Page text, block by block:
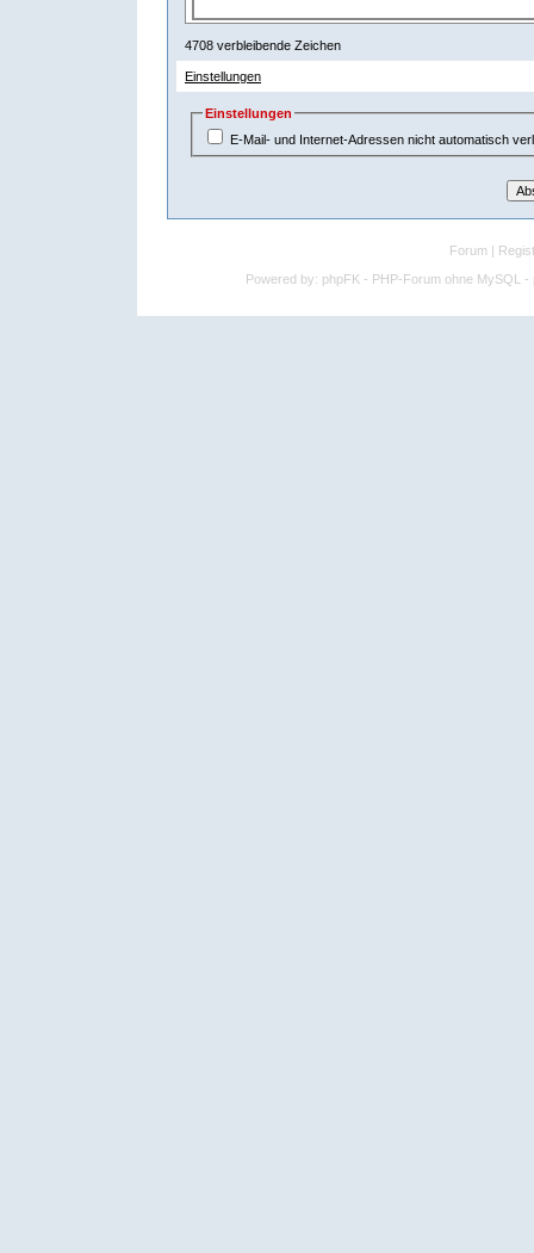
4708 verbleibende Zeichen
Einstellungen
Einstellungen
E-Mail- und Internet-Adressen nicht automatisch
Forum |
Powered by: phpFK - PHP-Forum ohne MySQL -